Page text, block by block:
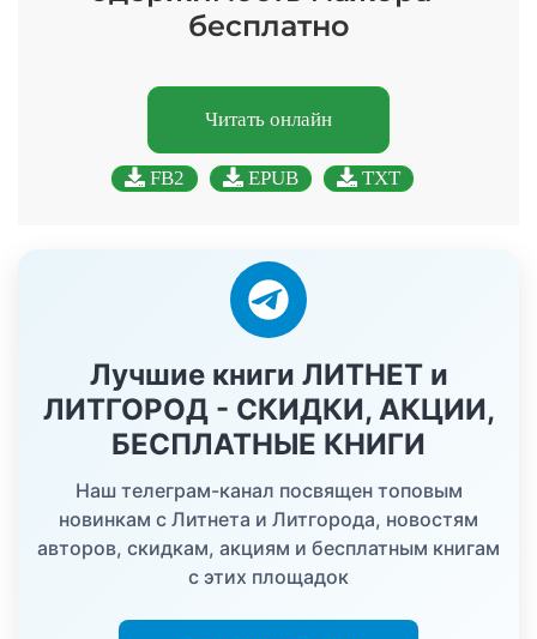
бесплатно
Читать онлайн
FB2 EPUB TXT
Лучшие книги ЛИТНЕТ и
ЛИТГОРОД - СКИДКИ, АКЦИИ,
БЕСПЛАТНЫЕ КНИГИ
Наш телеграм-канал посвящен топовым
новинкам с Литнета и Литгорода, новостям
авторов, скидкам, акциям и бесплатным книгам
с этих площадок